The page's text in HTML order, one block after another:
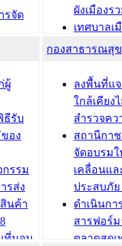
การ
นธนา
รจัด
พ.ศ.
ร
ละ
2568
าย
ณ
ภักดี
ผังเมืองร
เทศบาลเ
โครงการ
เทศบาล
รับฟังคว
ผังเมือง
วารินชำ
เทศบาล
ซักซ้อมแ
ประโยช
บทความ อื่นๆ ...
ผู้
ธีรับ
อง
กรรม
รส่ง
นค้า
ที่มอบ
กองสาธารณสุ
ลงพื้นที่แ
ใกล้เคียง
สำรวจค
สถานีกา
จัดอบรม
เคลื่อนแ
ประสบภั
ดำเนินกา
สารฟอร์
ตลาดสดเ